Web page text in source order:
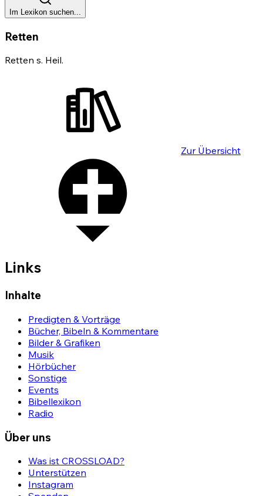
Im Lexikon suchen...
Retten
Retten s. Heil.
Zur Übersicht
Links
Inhalte
Predigten & Vorträge
Bücher, Bibeln & Kommentare
Bilder & Grafiken
Musik
Hörbücher
Sonstige
Events
Bibellexikon
Radio
Über uns
Was ist CROSSLOAD?
Unterstützen
Instagram